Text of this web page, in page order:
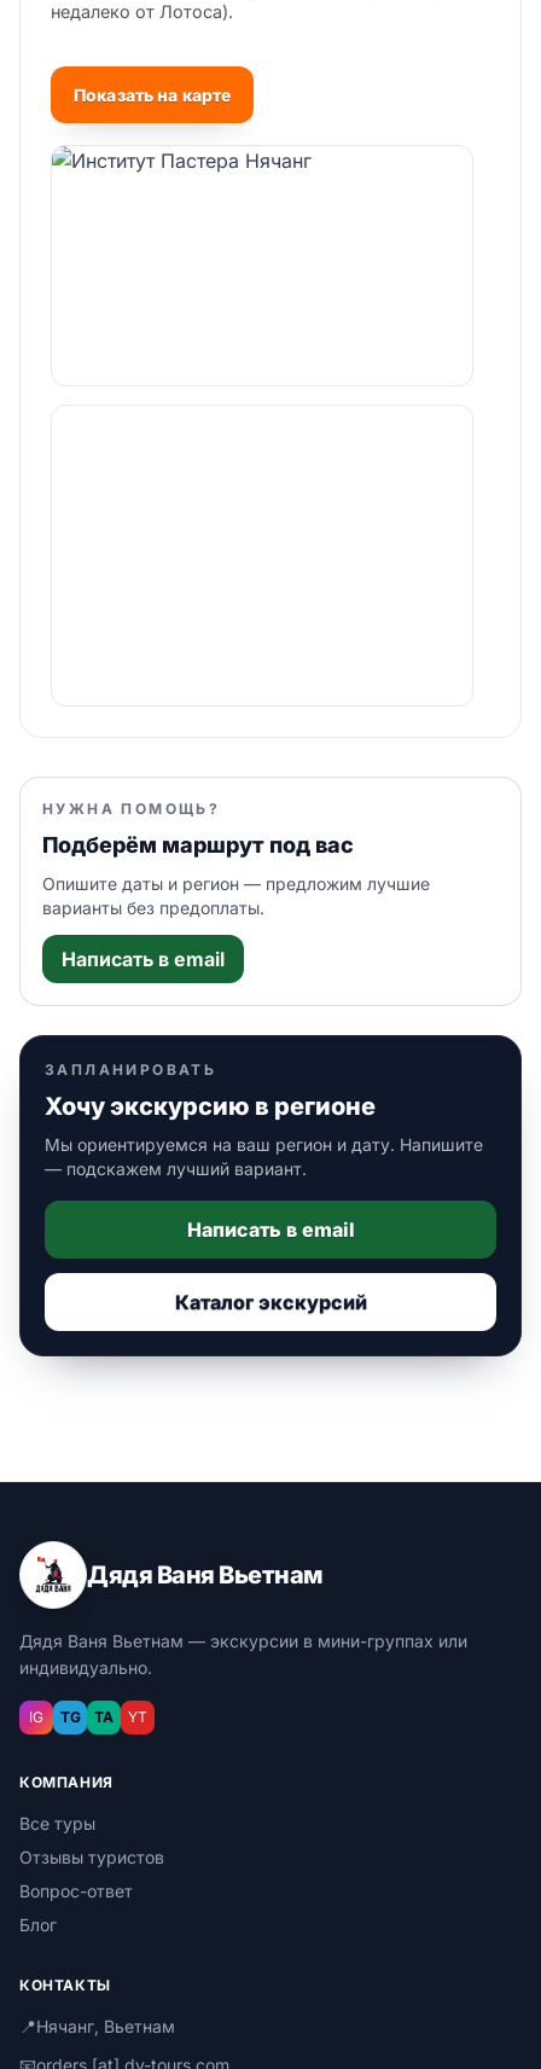
недалеко от Лотоса).
Показать на карте
НУЖНА ПОМОЩЬ?
Подберём маршрут под вас
Опишите даты и регион — предложим лучшие
варианты без предоплаты.
Написать в email
ЗАПЛАНИРОВАТЬ
Хочу экскурсию в регионе
Мы ориентируемся на ваш регион и дату. Напишите
— подскажем лучший вариант.
Написать в email
Каталог экскурсий
Дядя Ваня Вьетнам
Дядя Ваня Вьетнам — экскурсии в мини-группах или
индивидуально.
IG TG TA YT
КОМПАНИЯ
Все туры
Отзывы туристов
Вопрос-ответ
Блог
КОНТАКТЫ
📍Нячанг, Вьетнам
📧orders [at] dv-tours.com